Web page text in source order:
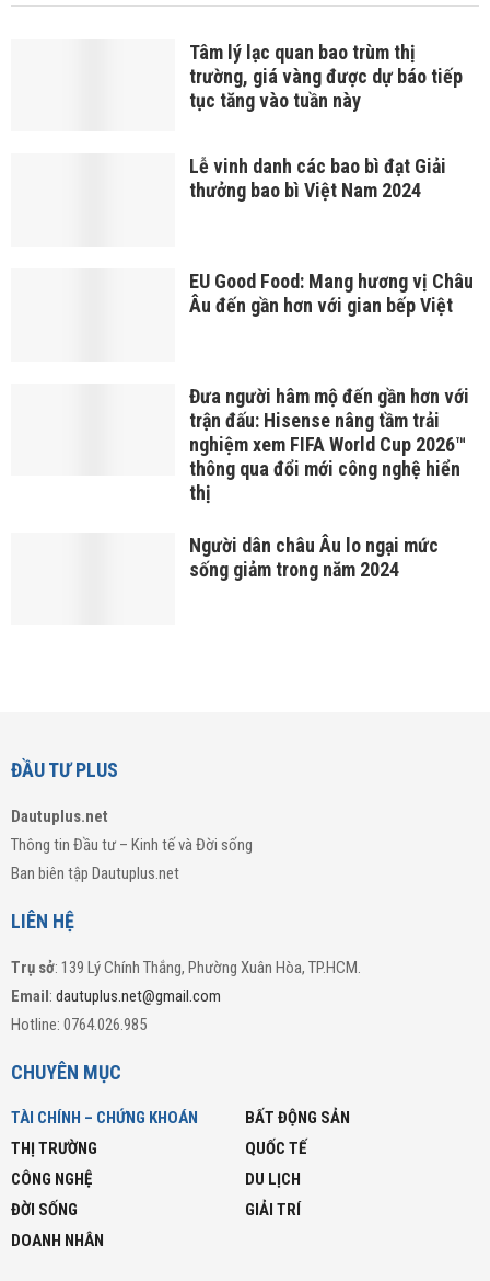
Tâm lý lạc quan bao trùm thị
trường, giá vàng được dự báo tiếp
tục tăng vào tuần này
Lễ vinh danh các bao bì đạt Giải
thưởng bao bì Việt Nam 2024
EU Good Food: Mang hương vị Châu
Âu đến gần hơn với gian bếp Việt
Đưa người hâm mộ đến gần hơn với
trận đấu: Hisense nâng tầm trải
nghiệm xem FIFA World Cup 2026™
thông qua đổi mới công nghệ hiển
thị
Người dân châu Âu lo ngại mức
sống giảm trong năm 2024
ĐẦU TƯ PLUS
Dautuplus.net
Thông tin Đầu tư – Kinh tế và Đời sống
Ban biên tập Dautuplus.net
LIÊN HỆ
Trụ sở: 139 Lý Chính Thắng, Phường Xuân Hòa, TP.HCM.
Email : dautuplus.net@gmail.com
Hotline: 0764.026.985
CHUYÊN MỤC
TÀI CHÍNH – CHỨNG KHOÁN
BẤT ĐỘNG SẢN
THỊ TRƯỜNG
QUỐC TẾ
CÔNG NGHỆ
DU LỊCH
ĐỜI SỐNG
GIẢI TRÍ
DOANH NHÂN